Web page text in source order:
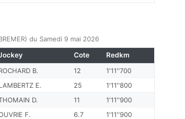
du Samedi 9 mai 2026
B. 12
1'11''700
E. 25
1'11''800
D. 11
1'11''900
F. 6.7
1'11''900
Cote Redkm